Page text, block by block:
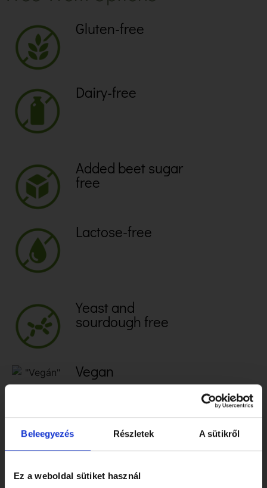
Beleegyezés Részletek A sütikről
Ez a weboldal sütiket használ
Gluten-free
Dairy-free
Added beet sugar
free
Lactose-free
Yeast and
sourdough free
Vegan
Bio